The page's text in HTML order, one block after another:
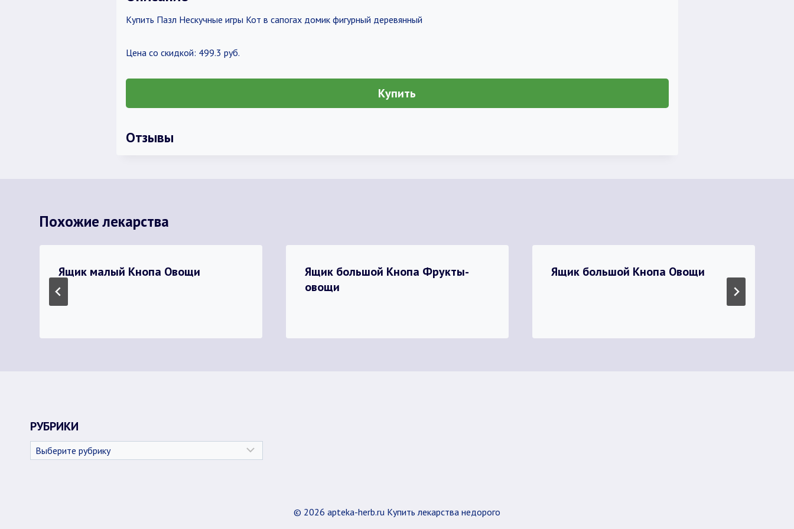
Купить Пазл Нескучные игры Кот в сапогах домик фигурный деревянный
Цена со скидкой: 499.3 руб.
Купить
Отзывы
Похожие лекарства
Ящик малый Кнопа Овощи
Ящик большой Кнопа Фрукты-
овощи
Ящик большой Кнопа Овощи
РУБРИКИ
Рубрики
© 2026 apteka-herb.ru Купить лекарства недорого